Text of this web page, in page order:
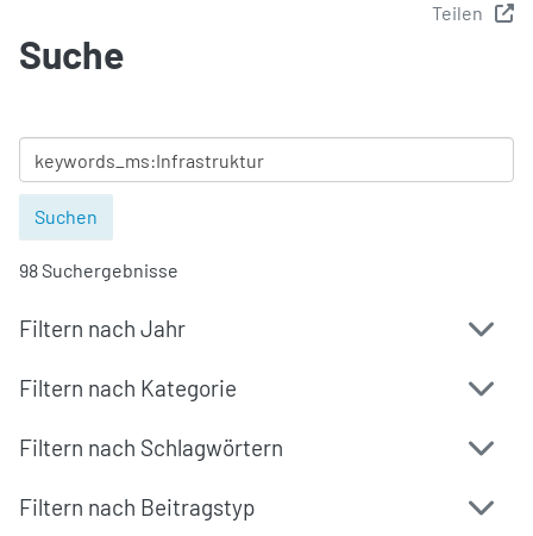
Teilen
Suche
98 Suchergebnisse
Filtern nach Jahr
Filtern nach Kategorie
Filtern nach Schlagwörtern
Filtern nach Beitragstyp